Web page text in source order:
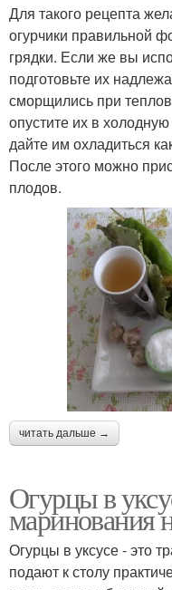
Для такого рецепта
огурчики правильной
грядки. Если же вы
подготовьте их
сморщились при
опустите их в
дайте им охладиться
После этого можно
плодов.
читать дальше →
Огурцы в
маринования
Огурцы в уксусе - это
подают к столу